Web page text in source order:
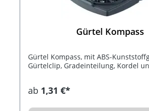
Gürtel Kompass
Gürtel Kompass, mit ABS-
Gürtelclip, Gradeinteilung, Kordel
ab 1,31 €*